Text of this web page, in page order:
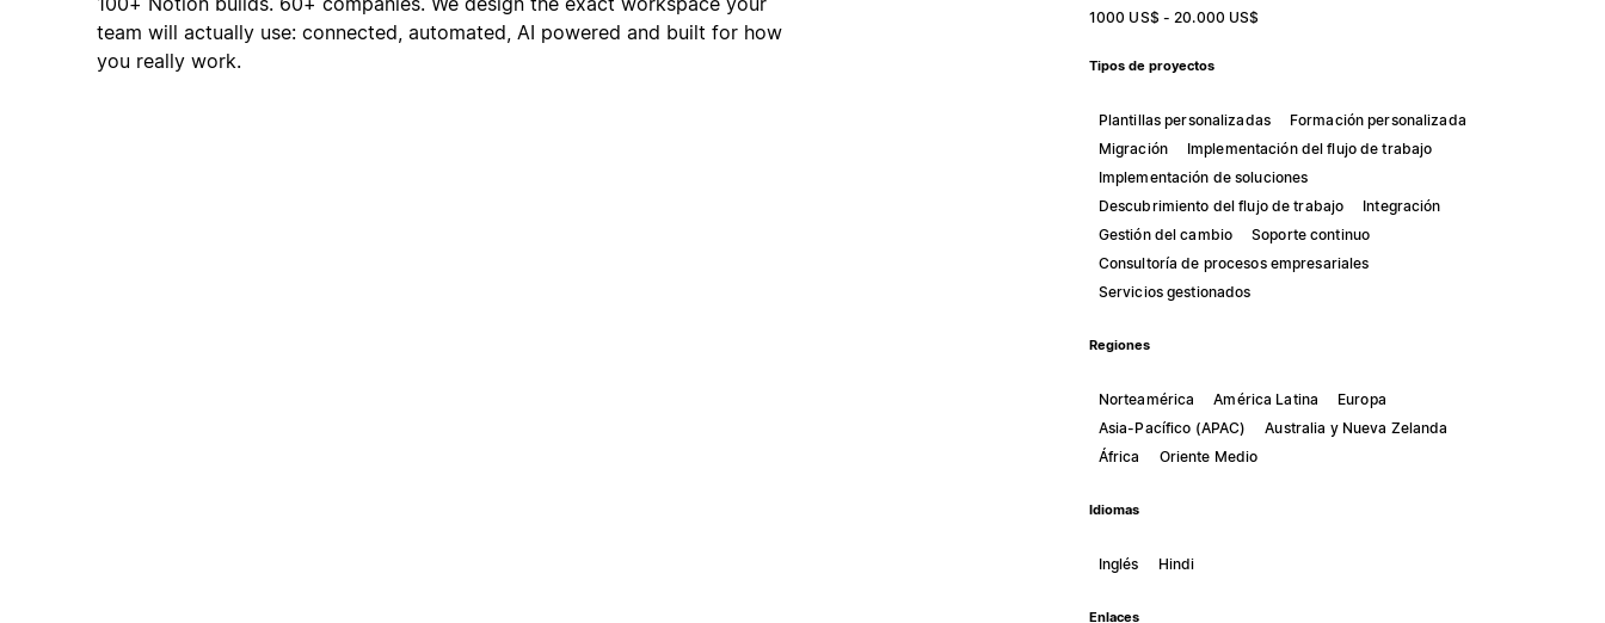
team will actually use: connected, automated, AI powered and built for how
you really work.
1000 US$ - 20.000 US$
Tipos de proyectos
Plantillas personalizadas
Formación personalizada
Migración
Implementación del flujo de trabajo
Implementación de soluciones
Descubrimiento del flujo de trabajo
Integración
Gestión del cambio
Soporte continuo
Consultoría de procesos empresariales
Servicios gestionados
Regiones
Norteamérica América Latina
Europa
Asia-Pacífico (APAC)
Australia y Nueva Zelanda
África
Oriente Medio
Idiomas
Inglés Hindi
Enlaces